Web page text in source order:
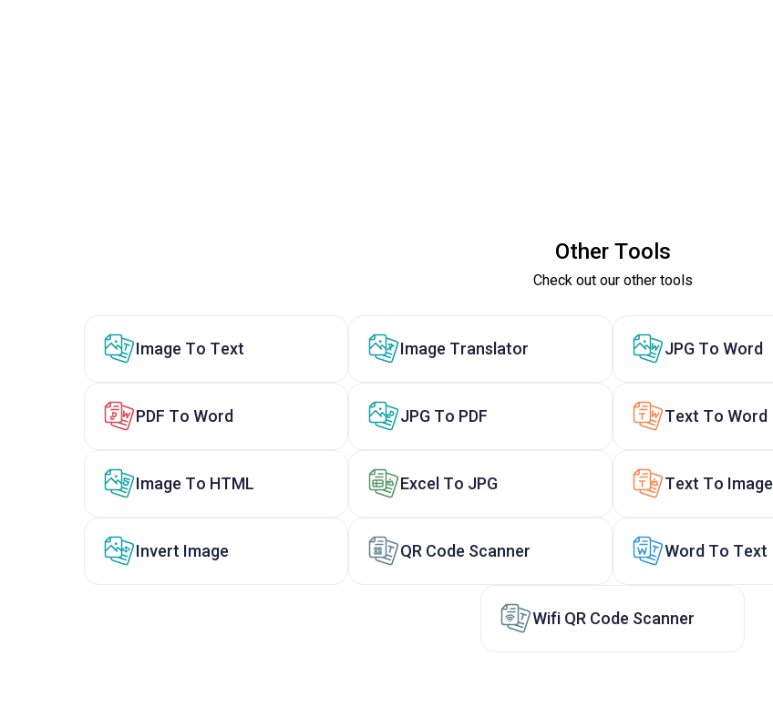
Other Tools
Check out our other tools
Image To Text Image Translator JPG To Word
PDF To Word JPG To PDF Text To Word
Image To HTML Excel To JPG Text To Image
Invert Image QR Code Scanner Word To Text
Wifi QR Code Scanner